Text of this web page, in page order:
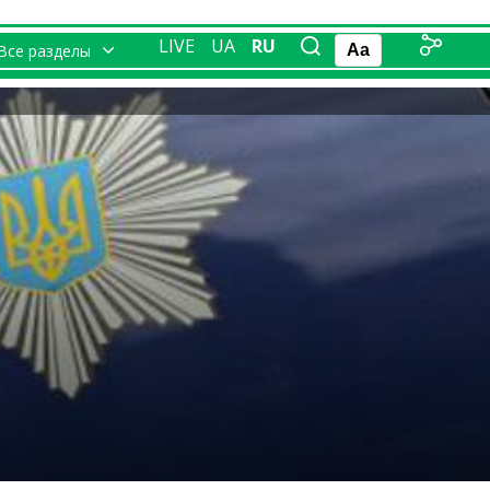
разделы LIVE UA RU Aa